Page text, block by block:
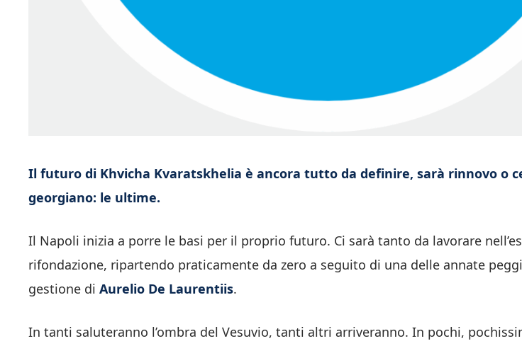
Il futuro di Khvicha Kvaratskhelia è ancora tutto da definire, sarà rinnovo o
georgiano: le ultime.
Il Napoli inizia a porre le basi per il proprio futuro. Ci sarà tanto da lavorare
rifondazione, ripartendo praticamente da zero a seguito di una delle annate
gestione di Aurelio De Laurentiis.
In tanti saluteranno l’ombra del Vesuvio, tanti altri arriveranno. In pochi,